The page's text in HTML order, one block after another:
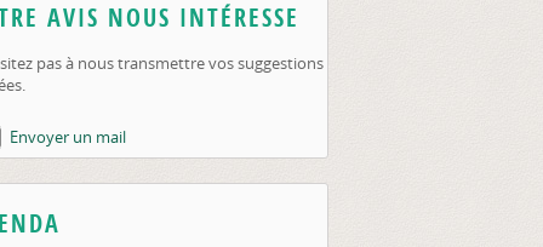
AVIS NOUS INTÉRESSE
pas à nous transmettre vos suggestions
Envoyer un mail